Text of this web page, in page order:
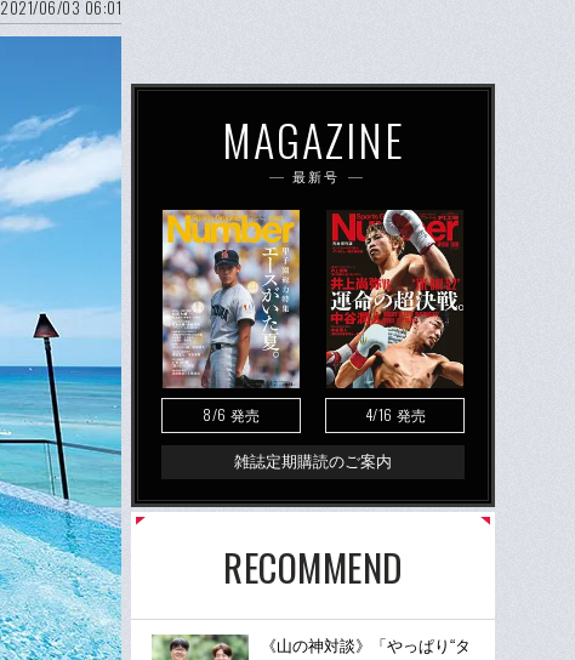
2021/06/03 06:01
MAGAZINE
最新号
8/6 発売 4/16 発売
雑誌定期購読のご案内
RECOMMEND
《山の神対談》「やっぱり“タ